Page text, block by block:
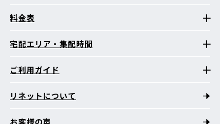
料金表
宅配エリア・集配時間
ご利用ガイド
リネットについて
お客様の声